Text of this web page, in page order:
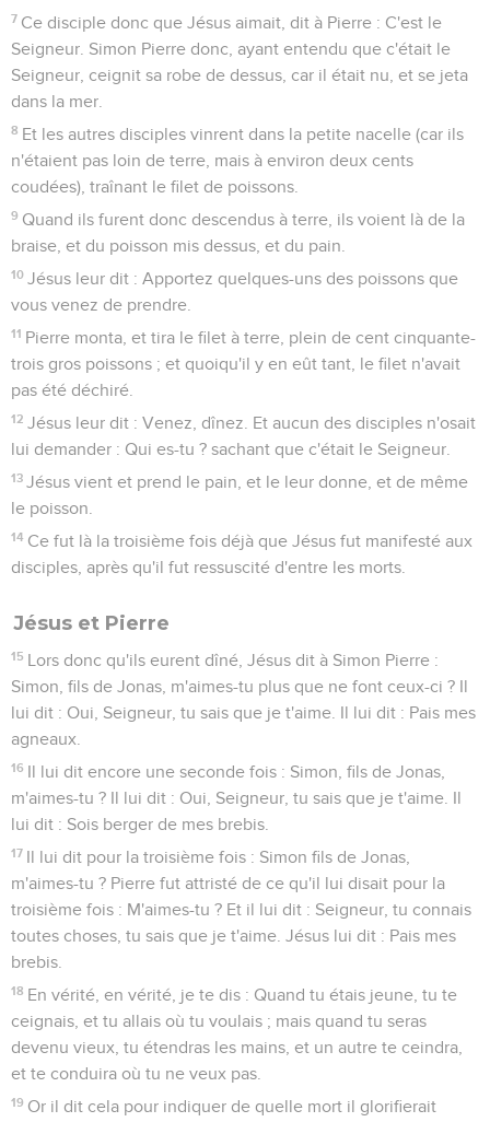
7 Ce disciple donc que Jésus aimait, dit à Pierre : C'est le
Seigneur. Simon Pierre donc, ayant entendu que c'était le
Seigneur, ceignit sa robe de dessus, car il était nu, et se jeta
dans la mer.
8 Et les autres disciples vinrent dans la petite nacelle (car ils
n'étaient pas loin de terre, mais à environ deux cents
coudées), traînant le filet de poissons.
9 Quand ils furent donc descendus à terre, ils voient là de la
braise, et du poisson mis dessus, et du pain.
10 Jésus leur dit : Apportez quelques-uns des poissons que
vous venez de prendre.
11 Pierre monta, et tira le filet à terre, plein de cent cinquante-
trois gros poissons ; et quoiqu'il y en eût tant, le filet n'avait
pas été déchiré.
12 Jésus leur dit : Venez, dînez. Et aucun des disciples n'osait
lui demander : Qui es-tu ? sachant que c'était le Seigneur.
13 Jésus vient et prend le pain, et le leur donne, et de même
le poisson.
14 Ce fut là la troisième fois déjà que Jésus fut manifesté aux
disciples, après qu'il fut ressuscité d'entre les morts.
Jésus et Pierre
15 Lors donc qu'ils eurent dîné, Jésus dit à Simon Pierre :
Simon, fils de Jonas, m'aimes-tu plus que ne font ceux-ci ? Il
lui dit : Oui, Seigneur, tu sais que je t'aime. Il lui dit : Pais mes
agneaux.
16 Il lui dit encore une seconde fois : Simon, fils de Jonas,
m'aimes-tu ? Il lui dit : Oui, Seigneur, tu sais que je t'aime. Il
lui dit : Sois berger de mes brebis.
17 Il lui dit pour la troisième fois : Simon fils de Jonas,
m'aimes-tu ? Pierre fut attristé de ce qu'il lui disait pour la
troisième fois : M'aimes-tu ? Et il lui dit : Seigneur, tu connais
toutes choses, tu sais que je t'aime. Jésus lui dit : Pais mes
brebis.
18 En vérité, en vérité, je te dis : Quand tu étais jeune, tu te
ceignais, et tu allais où tu voulais ; mais quand tu seras
devenu vieux, tu étendras les mains, et un autre te ceindra,
et te conduira où tu ne veux pas.
19 Or il dit cela pour indiquer de quelle mort il glorifierait